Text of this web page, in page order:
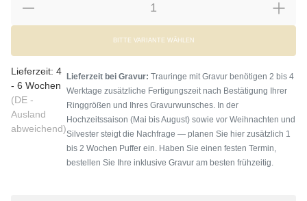
BITTE VARIANTE WÄHLEN
Lieferzeit: 4
- 6 Wochen
(DE -
Ausland
abweichend)
Lieferzeit bei Gravur: Trauringe mit Gravur benötigen 2 bis 4
Werktage zusätzliche Fertigungszeit nach Bestätigung Ihrer
Ringgrößen und Ihres Gravurwunsches. In der
Hochzeitssaison (Mai bis August) sowie vor Weihnachten und
Silvester steigt die Nachfrage — planen Sie hier zusätzlich 1
bis 2 Wochen Puffer ein. Haben Sie einen festen Termin,
bestellen Sie Ihre inklusive Gravur am besten frühzeitig.